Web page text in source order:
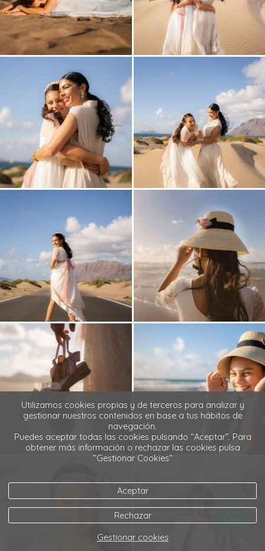
Utilizamos cookies propias y de terceros para analizar y
gestionar nuestros contenidos en base a tus hábitos de
navegación.
Puedes aceptar todas las cookies pulsando “Aceptar”. Para
obtener más información o rechazar las cookies pulsa
“Gestionar Cookies“
Aceptar
Rechazar
Gestionar cookies